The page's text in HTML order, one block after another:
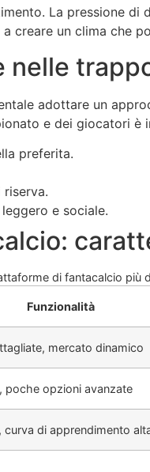
La pressione
creare un clima che
adottare un
e dei giocatori è
preferita.
e sociale.
di fantacalcio più
Funzionalità
mercato dinamico
poche opzioni avanzate
curva di apprendimento